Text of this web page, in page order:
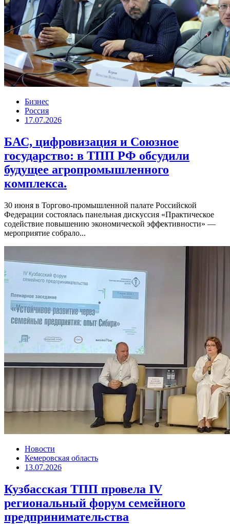
Бизнес
Россия
17.07.2026
БАС, цифровизация и Союзное
государство: в ТПП РФ обсудили
будущее агропромышленного
комплекса.
30 июня в Торгово-промышленной палате Российской
Федерации состоялась панельная дискуссия «Практическое
содействие повышению экономической эффективности» —
мероприятие собрало...
Новости
Кемеровская область
13.07.2026
Кузбасская ТПП провела IV
региональный форум семейного
предпринимательства